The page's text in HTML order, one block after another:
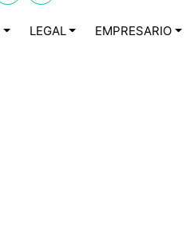
LEGAL EMPRESARIO